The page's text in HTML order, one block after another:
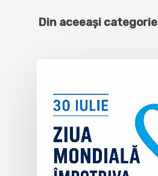
Din aceeași categorie